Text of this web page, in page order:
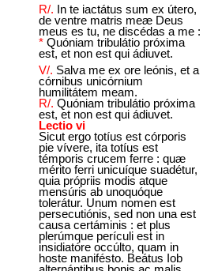
R/. In te iactátus sum ex útero,
de ventre matris meæ Deus
meus es tu, ne discédas a me :
* Quóniam tribulátio próxima
est, et non est qui ádiuvet.
V/. Salva me ex ore leónis, et a
córnibus unicórnium
humilitátem meam.
R/. Quóniam tribulátio próxima
est, et non est qui ádiuvet.
Lectio vi
Sicut ergo totíus est córporis
pie vívere, ita totíus est
témporis crucem ferre : quæ
mérito ferri unicuíque suadétur,
quia própriis modis atque
mensúris ab unoquóque
tolerátur. Unum nomen est
persecutiónis, sed non una est
causa certáminis : et plus
plerúmque perículi est in
insidiatóre occúlto, quam in
hoste manifésto. Beátus Iob